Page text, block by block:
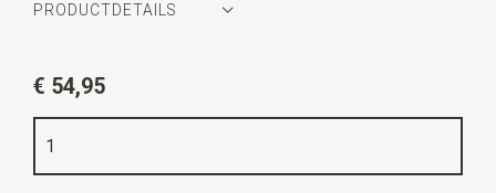
PRODUCTDETAILS
groen
Kwaliteit
€ 54,95